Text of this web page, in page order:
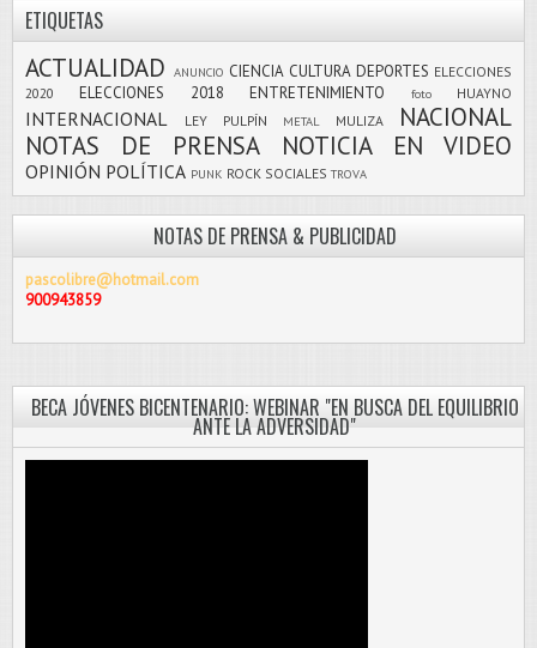
ETIQUETAS
ACTUALIDAD ANUNCIO CIENCIA CULTURA DEPORTES ELECCIONES
2020
ELECCIONES 2018 ENTRETENIMIENTO foto HUAYNO
INTERNACIONAL LEY PULPÍN METAL MULIZA
NACIONAL
NOTAS DE PRENSA
NOTICIA EN VIDEO
OPINIÓN POLÍTICA PUNK ROCK SOCIALES TROVA
NOTAS DE PRENSA & PUBLICIDAD
pascolibre@hotmail.com
900943859
BECA JÓVENES BICENTENARIO: WEBINAR "EN BUSCA DEL EQUILIBRIO
ANTE LA ADVERSIDAD"